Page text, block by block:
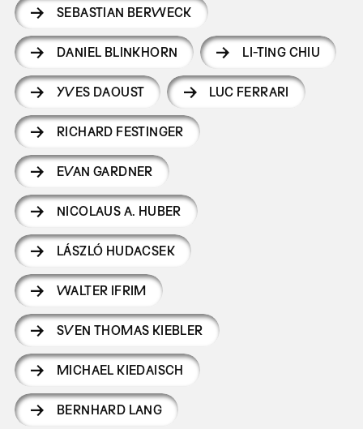
SEBASTIAN BERWECK
DANIEL BLINKHORN LI-TING CHIU
YVES DAOUST LUC FERRARI
RICHARD FESTINGER
EVAN GARDNER
NICOLAUS A. HUBER
LÁSZLÓ HUDACSEK
WALTER IFRIM
SVEN THOMAS KIEBLER
MICHAEL KIEDAISCH
BERNHARD LANG